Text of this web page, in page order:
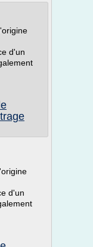
d'un
d'un